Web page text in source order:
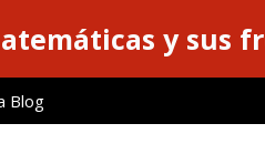
y sus
Blog